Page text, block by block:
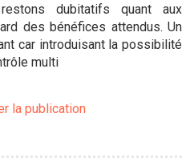
dubitatifs quant aux
des bénéfices attendus. Un
car introduisant la possibilité
multi
la publication